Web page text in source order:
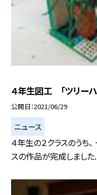
４年生図工 「ツリーハ
公開日 2021/06/29
ニュース
４年生の２クラスのうち
スの作品が完成しました